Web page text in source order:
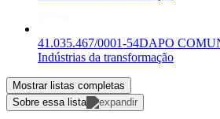
41.035.467/0001-54DAPO
Indústrias da transformação
Mostrar listas completas
Sobre essa lista